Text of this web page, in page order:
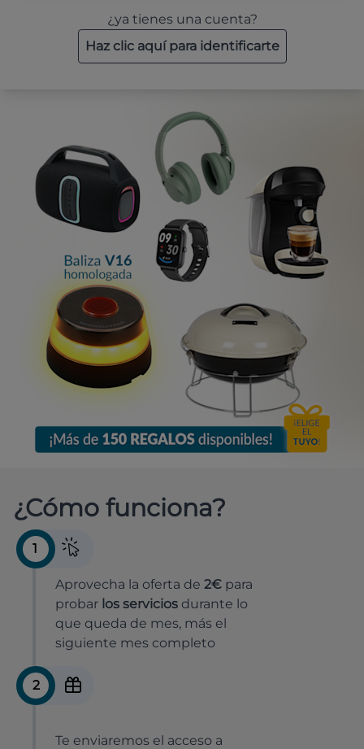
¿ya tienes una cuenta?
Haz clic aquí para identificarte
¿Cómo funciona?
1
Aprovecha la oferta de 2€ para
probar los servicios durante lo
que queda de mes, más el
siguiente mes completo
2
Te enviaremos el acceso a